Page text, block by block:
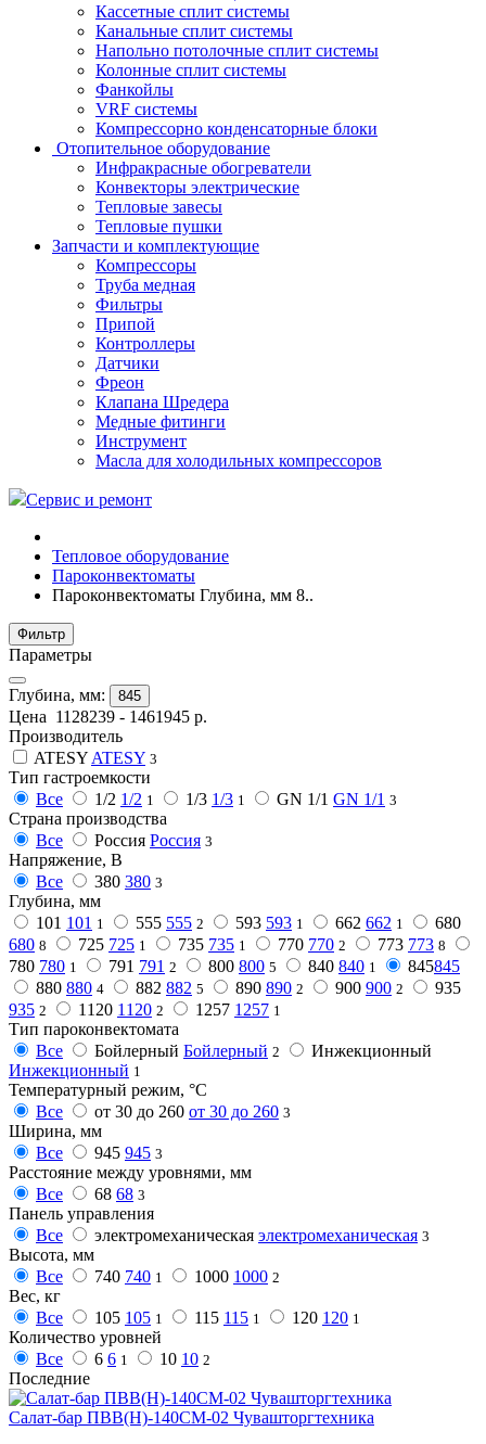
Кассетные сплит системы
Канальные сплит системы
Напольно потолочные сплит системы
Колонные сплит системы
Фанкойлы
VRF системы
Компрессорно конденсаторные блоки
Отопительное оборудование
Инфракрасные обогреватели
Конвекторы электрические
Тепловые завесы
Тепловые пушки
Запчасти и комплектующие
Компрессоры
Труба медная
Фильтры
Припой
Контроллеры
Датчики
Фреон
Клапана Шредера
Медные фитинги
Инструмент
Масла для холодильных компрессоров
Сервис и ремонт
Тепловое оборудование
Пароконвектоматы
Пароконвектоматы Глубина, мм 8..
Фильтр
Параметры
Глубина, мм: 845
Цена 1128239 - 1461945 р.
Производитель
ATESY ATESY 3
Тип гастроемкости
Все
1/2 1/2 1 1/3 1/3 1 GN 1/1 GN 1/1 3
Страна производства
Все
Россия Россия 3
Напряжение, В
Все
380 380 3
Глубина, мм
101 101 1 555 555 2 593 593 1 662 662 1
680
680 8 725 725 1 735 735 1 770 770 2 773 773 8
780 780 1 791 791 2 800 800 5 840 840 1 845845
880 880 4 882 882 5 890 890 2 900 900 2
935
935 2 1120 1120 2 1257 1257 1
Тип пароконвектомата
Все
Бойлерный Бойлерный 2
Инжекционный
Инжекционный 1
Температурный режим, °C
Все
от 30 до 260 от 30 до 260 3
Ширина, мм
Все
945 945 3
Расстояние между уровнями, мм
Все
68 68 3
Панель управления
Все
электромеханическая электромеханическая 3
Высота, мм
Все
740 740 1 1000 1000 2
Вес, кг
Все
105 105 1 115 115 1 120 120 1
Количество уровней
Все
6 6 1 10 10 2
Последние
Салат-бар ПВВ(Н)-140СМ-02 Чувашторгтехника